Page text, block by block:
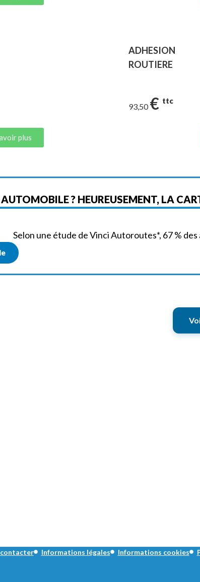
plus
ADHESION
ROUTIERE
93,50€ ttc
? HEUREUSEMENT, LA
Selon une étude de Vinci Autoroutes*, 67 %
Informations légales Informations cookies